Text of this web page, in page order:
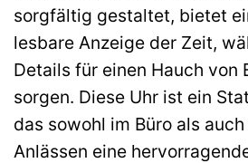
sorgfältig gestaltet, bietet
lesbare Anzeige der Zeit,
Details für einen Hauch von
sorgen. Diese Uhr ist ein
das sowohl im Büro als
Anlässen eine